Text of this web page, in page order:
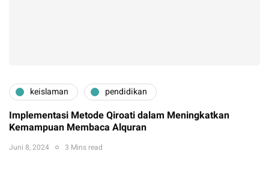
keislaman pendidikan
Implementasi Metode Qiroati dalam Meningkatkan
Kemampuan Membaca Alquran
Juni 8, 2024 3 Mins read